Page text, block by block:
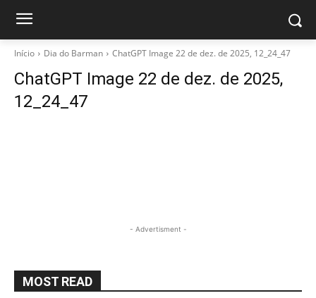
Início Dia do Barman ChatGPT Image 22 de dez. de 2025, 12_24_47
ChatGPT Image 22 de dez. de 2025,
12_24_47
- Advertisment -
MOST READ